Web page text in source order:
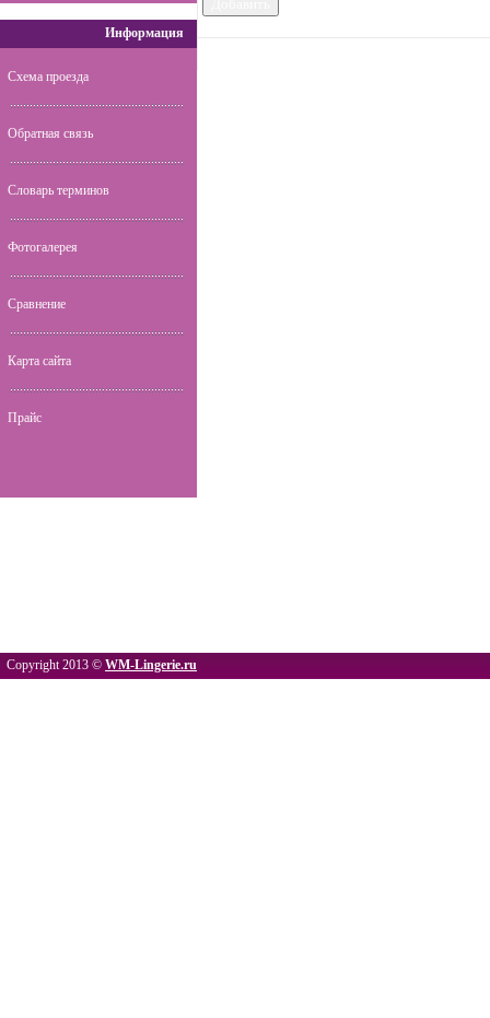
Информация
Схема проезда
Обратная связь
Словарь терминов
Фотогалерея
Сравнение
Карта сайта
Прайс
Copyright 2013 © WM-Lingerie.ru